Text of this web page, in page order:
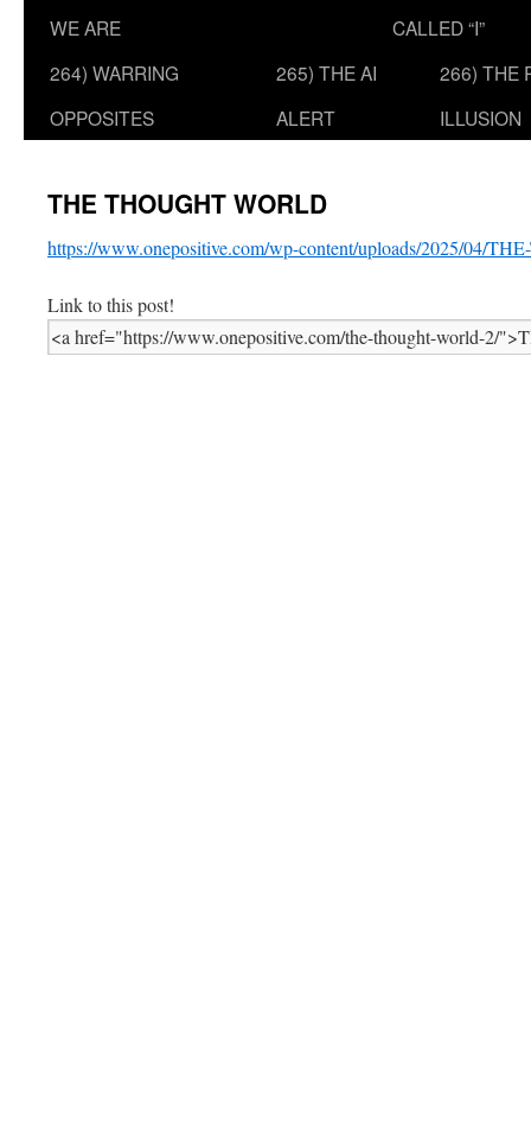
WE ARE
CALLED “I”
264) WARRING
OPPOSITES
265) THE AI
ALERT
266) THE
ILLUSION
THE THOUGHT WORLD
https://www.onepositive.com/wp-content/uploads/2025/04/
Link to this post!